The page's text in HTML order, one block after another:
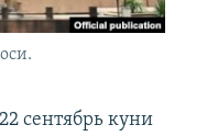
сентябрь куни